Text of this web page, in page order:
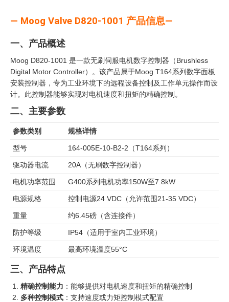
— Moog Valve D820-1001 产品信息—
一、产品概述
Moog D820-1001 是一款无刷伺服电机数字控制器（Brushless
Digital Motor Controller）。该产品属于Moog T164系列数字面板
安装控制器，专为工业环境下的远程设备控制及工作单元操作而设
计。此控制器能够实现对电机速度和扭矩的精确控制。
二、主要参数
参数类别 规格详情
型号 164-005E-10-B2-2（T164系列）
驱动器电流 20A（无刷数字控制器）
电机功率范围 G400系列电机功率150W至7.8kW
电源规格 控制电源24 VDC（允许范围21-35 VDC）
重量 约6.45磅（含连接件）
防护等级 IP54（适用于室内工业环境）
环境温度 最高环境温度55°C
三、产品特点
精确控制能力 ：能够提供对电机速度和扭矩的精确控制
多种控制模式 ：支持速度或力矩控制模式配置